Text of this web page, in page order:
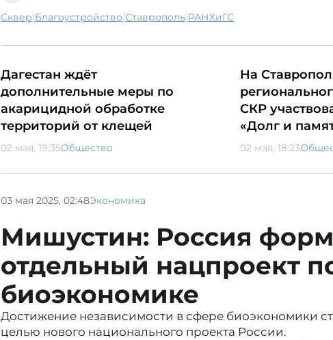
сквер| благоустройство| Ставрополь| РАНХиГС
Дагестан ждёт
дополнительные меры по
акарицидной обработке
территорий от клещей
02 мая, 19:35Общество
На
СКР
«Долг и
02 мая, 18:23
03 мая 2025, 02:48Экономика
Мишустин: Россия
отдельный нацпроект
биоэкономике
Достижение независимости в сфере биоэкономики
целью нового национального проекта России.